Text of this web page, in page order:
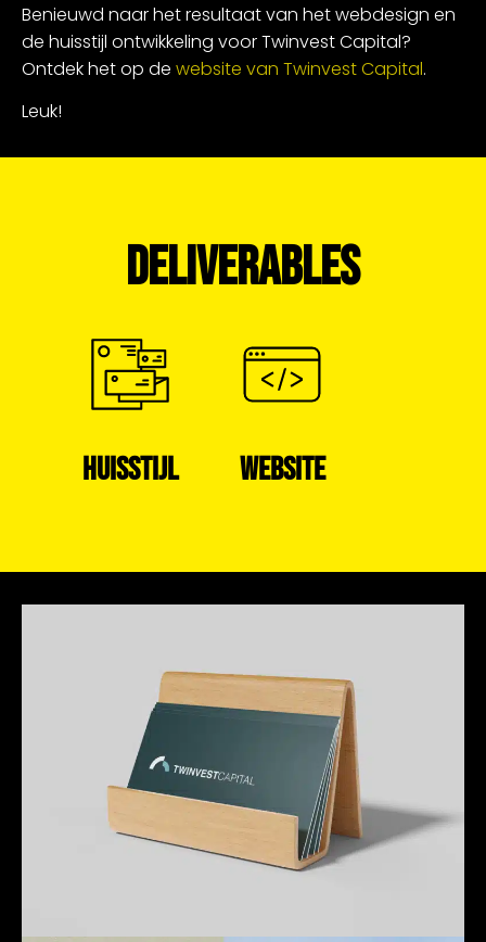
Benieuwd naar het resultaat van het webdesign en
de huisstijl ontwikkeling voor Twinvest Capital?
Ontdek het op de website van Twinvest Capital.
Leuk!
DELIVERABLES
HUISSTIJL WEBSITE